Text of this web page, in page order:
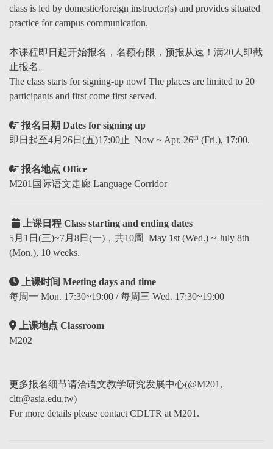
class is led by domestic/foreign instructor(s) and provides situated
practice for campus communication.
本课程即日起开始报名，名额有限，预报从速！满20人即截
止报名。
The class starts for signing-up now! The places are limited to 20
participants and first come first served.
报名日期 Dates for signing up
即日起至4月26日(五)17:00止 Now ~ Apr. 26th (Fri.), 17:00.
报名地点 Office
M201国际语文走廊 Language Corridor
上课日程 Class starting and ending dates
5月1日(三)~7月8日(一)，共10周 May 1st (Wed.) ~ July 8th
(Mon.), 10 weeks.
上课时间 Meeting days and time
每周一 Mon. 17:30~19:00 / 每周三 Wed. 17:30~19:00
上课地点 Classroom
M202
更多报名细节请洽语文教学研究发展中心(@M201,
cltr@asia.edu.tw)
For more details please contact CDLTR at M201.